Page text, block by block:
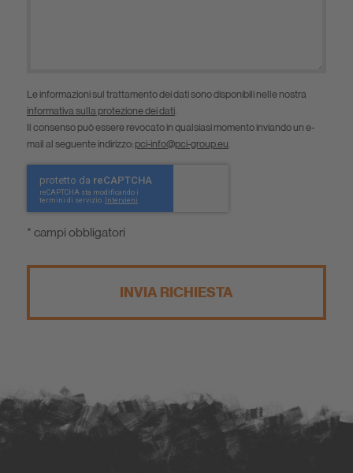
Le informazioni sul trattamento dei dati sono disponibili nelle nostra
informativa sulla protezione dei dati.
Il consenso può essere revocato in qualsiasi momento inviando un e-
mail al seguente indirizzo: pci-info@pci-group.eu.
* campi obbligatori
INVIA RICHIESTA